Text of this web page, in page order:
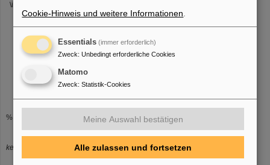
\ifnum \c@tocdepth >\z@
\addpenalty\@secpenalty
\addvspace{1.0em \@plus\p@}%
\setlength\@tempdima{1.5em}%
\begingroup
\parindent \z@ \rightskip \@pnumwidth
\leavevmode \bfseries
\advance\leftskip\@tempdima
\hskip -\leftskip
#1\nobreak\hfil \nobreak\hb@xt@\@pnumwidth{\hss #2}\par
%      #1\nobreak\hfil \nobreak\par%
keine Seitenzahl bei densection-Einträgen
Cookie-Hinweis und weitere Informationen
Essentials (immer erforderlich)
Zweck: Unbedingt erforderliche Cookies
Matomo
Zweck: Statistik-Cookies
Meine Auswahl bestätigen
Alle zulassen und fortsetzen